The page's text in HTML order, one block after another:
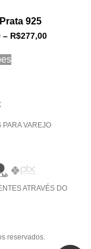
925
– R$277,00
VAREJO
ATRAVÉS DO
reservados.